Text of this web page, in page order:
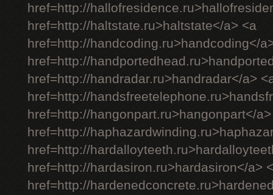
href=http://
href=http://haltstate.ru>haltstate</a> <a
href=http://handcoding.ru>handcoding</
href=http://
href=http://handradar.ru>handradar</a>
href=http://
href=http://hangonpart.ru>hangonpart</
href=http://
href=http://
href=http://hardasiron.ru>hardasiron</a>
href=http://